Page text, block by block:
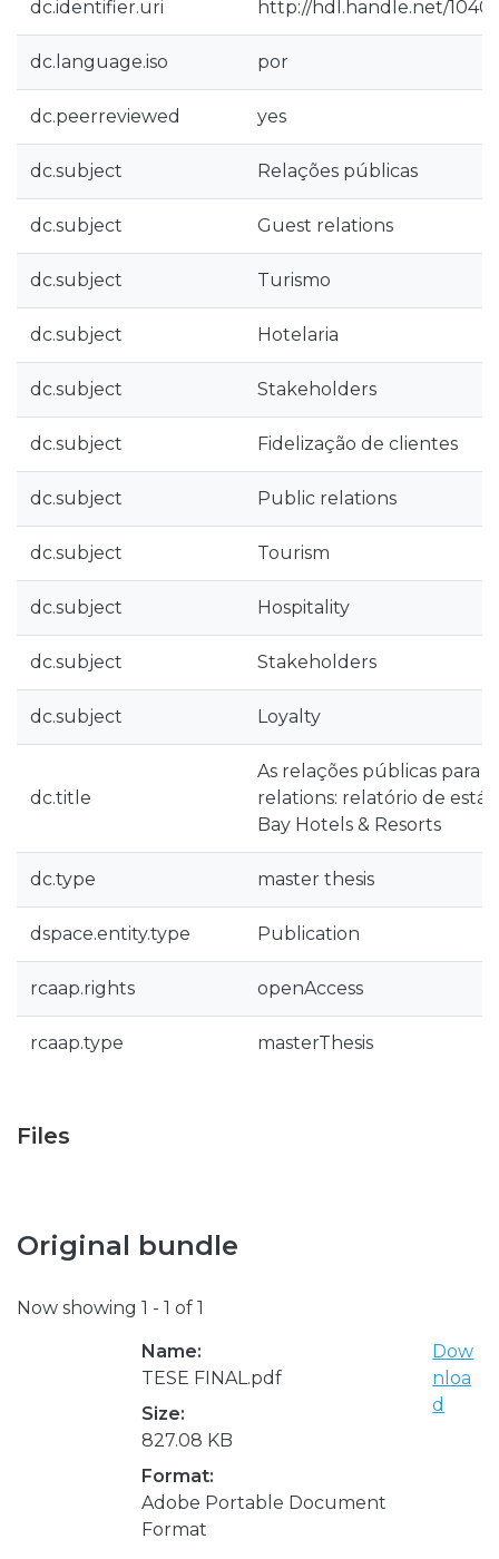
dc.identifier.uri http://hdl.handle.net/
dc.language.iso por
dc.peerreviewed yes
dc.subject Relações públicas
dc.subject Guest relations
dc.subject Turismo
dc.subject Hotelaria
dc.subject Stakeholders
dc.subject Fidelização de clientes
dc.subject Public relations
dc.subject Tourism
dc.subject Hospitality
dc.subject Stakeholders
dc.subject Loyalty
dc.title
As relações públicas para
relations: relatório de
Bay Hotels & Resorts
dc.type master thesis
dspace.entity.type Publication
rcaap.rights openAccess
rcaap.type masterThesis
Files
Original bundle
Now showing 1 - 1 of 1
Name:
TESE FINAL.pdf
Size:
827.08 KB
Format:
Adobe Portable Document
Format
Dow
nloa
d